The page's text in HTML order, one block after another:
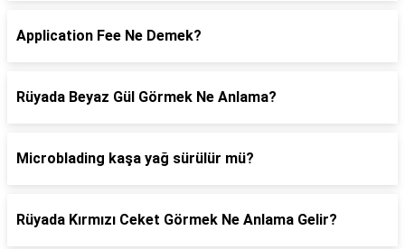
Application Fee Ne Demek?
Rüyada Beyaz Gül Görmek Ne Anlama?
Microblading kaşa yağ sürülür mü?
Rüyada Kırmızı Ceket Görmek Ne Anlama Gelir?